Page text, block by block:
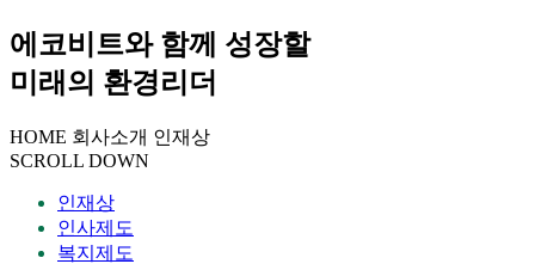
에코비트와 함께 성장할
미래의 환경리더
HOME 회사소개 인재상
SCROLL DOWN
인재상
인사제도
복지제도